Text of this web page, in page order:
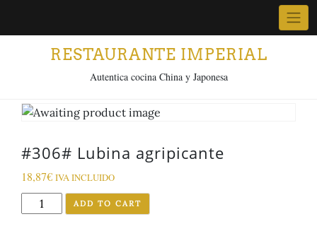
RESTAURANTE IMPERIAL
Autentica cocina China y Japonesa
#306# Lubina agripicante
18,87€ IVA INCLUIDO
#306#
Lubina
ADD TO CART